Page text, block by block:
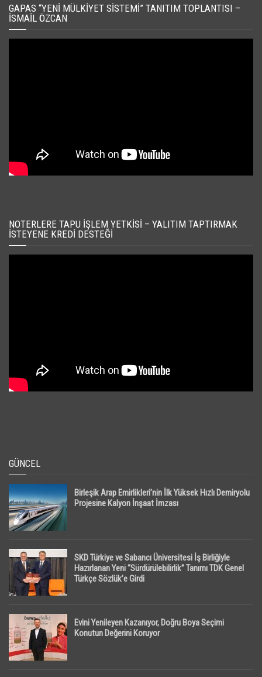
GAPAS “YENI MÜLKIYET SISTEMI” TANITIM TOPLANTISI –
İSMAIL ÖZCAN
NOTERLERE TAPU İŞLEM YETKISI – YALITIM TAPTIRMAK
İSTEYENE KREDI DESTEĞI
GÜNCEL
Birleşik Arap Emirlikleri’nin İlk Yüksek Hızlı Demiryolu
Projesine Kalyon İnşaat İmzası
SKD Türkiye ve Sabancı Üniversitesi İş Birliğiyle
Hazırlanan Yeni “Sürdürülebilirlik” Tanımı TDK Genel
Türkçe Sözlük’e Girdi
Evini Yenileyen Kazanıyor, Doğru Boya Seçimi
Konutun Değerini Koruyor